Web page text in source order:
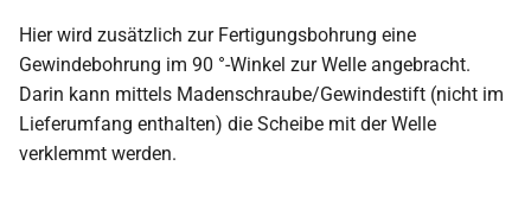
Hier wird zusätzlich zur Fertigungsbohrung eine
Gewindebohrung im 90 °-Winkel zur Welle angebracht.
Darin kann mittels Madenschraube/Gewindestift (nicht im
Lieferumfang enthalten) die Scheibe mit der Welle
verklemmt werden.